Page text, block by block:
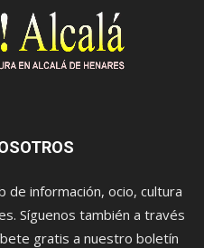
de información, ocio, cultura
Síguenos también a través
gratis a nuestro boletín